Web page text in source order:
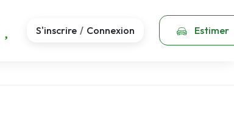
S'inscrire Connexion Estimer